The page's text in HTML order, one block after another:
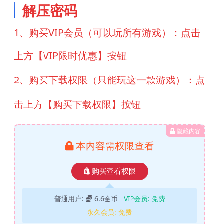
解压密码
1、购买VIP会员（可以玩所有游戏）：点击
上方【VIP限时优惠】按钮
2、购买下载权限（只能玩这一款游戏）：点
击上方【购买下载权限】按钮
隐藏内容
本内容需权限查看
购买查看权限
普通用户: 6.6金币 VIP会员: 免费
永久会员: 免费